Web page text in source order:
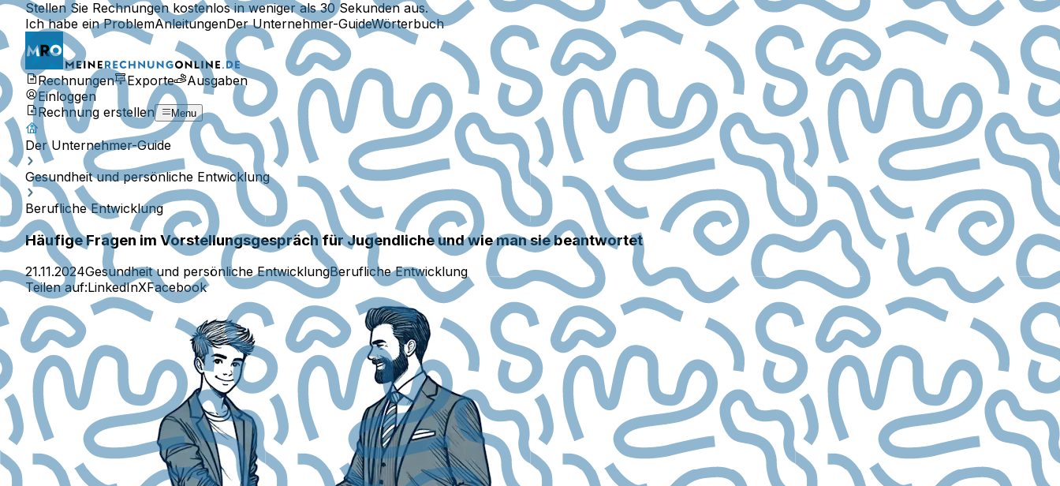
Stellen Sie Rechnungen kostenlos in weniger als 30 Sekunden aus.
Ich habe ein ProblemAnleitungenDer Unternehmer-GuideWörterbuch
Rechnungen Exporte
Ausgaben
Einloggen
Rechnung erstellen
Menu
Der Unternehmer-Guide
Gesundheit und persönliche Entwicklung
Berufliche Entwicklung
Häufige Fragen im Vorstellungsgespräch für Jugendliche und wie man sie beantwortet
21.11.2024Gesundheit und persönliche EntwicklungBerufliche Entwicklung
Teilen auf:LinkedInXFacebook